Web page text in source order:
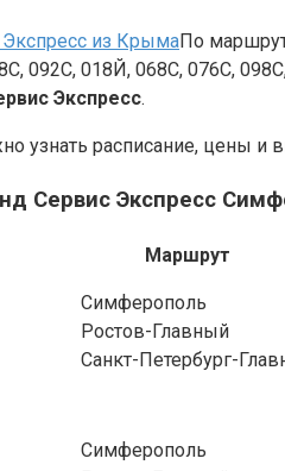
По
092С, 018Й, 068С, 076С,
Экспресс.
узнать расписание, цены и
Сервис Экспресс
Маршрут
Симферополь
Ростов-Главный
Санкт-Петербург-
Симферополь